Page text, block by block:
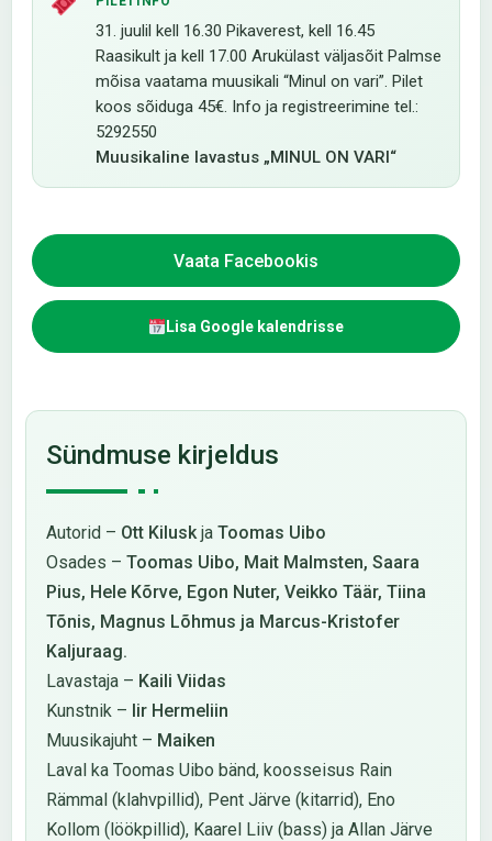
31. juulil kell 16.30 Pikaverest, kell 16.45
Raasikult ja kell 17.00 Arukülast väljasõit Palmse
mõisa vaatama muusikali “Minul on vari”. Pilet
koos sõiduga 45€. Info ja registreerimine tel.:
5292550
Muusikaline lavastus „MINUL ON VARI“
Vaata Facebookis
Lisa Google kalendrisse
Sündmuse kirjeldus
Autorid – Ott Kiluskja Toomas Uibo
Osades­ – Toomas Uibo, Mait Malmsten, Saara
Pius, Hele Kõrve, Egon Nuter, Veikko Täär, Tiina
Tõnis, Magnus Lõhmus ja Marcus-Kristofer
Kaljuraag.
Lavastaja – Kaili Viidas
Kunstnik – Iir Hermeliin
Muusikajuht – Maiken
Laval ka Toomas Uibo bänd, koosseisus Rain
Rämmal (klahvpillid), Pent Järve (kitarrid), Eno
Kollom (löökpillid), Kaarel Liiv (bass) ja Allan Järve